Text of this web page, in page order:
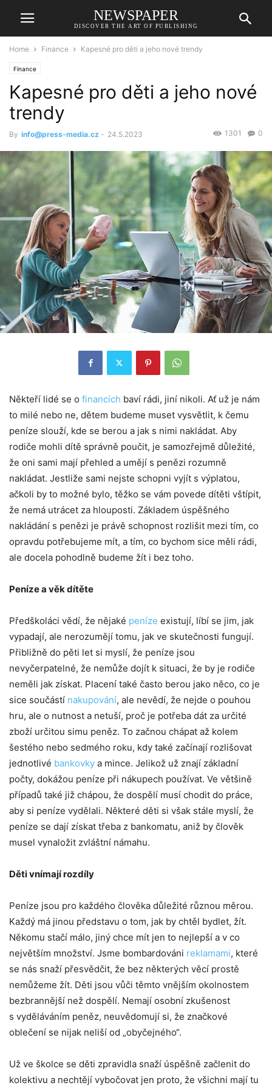
NEWSPAPER
DISCOVER THE ART OF PUBLISHING
Home Finance Kapesné pro děti a jeho nové trendy
Finance
Kapesné pro děti a jeho nové
trendy
By info@press-media.cz - 24.5.2023 0
1301
Někteří lidé se o financích baví rádi, jiní nikoli. Ať už je nám
to milé nebo ne, dětem budeme muset vysvětlit, k čemu
peníze slouží, kde se berou a jak s nimi nakládat. Aby
rodiče mohli dítě správně poučit, je samozřejmě důležité,
že oni sami mají přehled a umějí s penězi rozumně
nakládat. Jestliže sami nejste schopni vyjít s výplatou,
ačkoli by to možné bylo, těžko se vám povede dítěti vštípit,
že nemá utrácet za hlouposti. Základem úspěšného
nakládání s penězi je právě schopnost rozlišit mezi tím, co
opravdu potřebujeme mít, a tím, co bychom sice měli rádi,
ale docela pohodlně budeme žít i bez toho.
Peníze a věk dítěte
Předškoláci vědí, že nějaké peníze existují, líbí se jim, jak
vypadají, ale nerozumějí tomu, jak ve skutečnosti fungují.
Přibližně do pěti let si myslí, že peníze jsou
nevyčerpatelné, že nemůže dojít k situaci, že by je rodiče
neměli jak získat. Placení také často berou jako něco, co je
sice součástí nakupování, ale nevědí, že nejde o pouhou
hru, ale o nutnost a netuší, proč je potřeba dát za určité
zboží určitou simu peněz. To začnou chápat až kolem
šestého nebo sedmého roku, kdy také začínají rozlišovat
jednotlivé bankovky a mince. Jelikož už znají základní
počty, dokážou peníze při nákupech používat. Ve většině
případů také již chápou, že dospělí musí chodit do práce,
aby si peníze vydělali. Některé děti si však stále myslí, že
peníze se dají získat třeba z bankomatu, aniž by člověk
musel vynaložit zvláštní námahu.
Děti vnímají rozdíly
Peníze jsou pro každého člověka důležité různou měrou.
Každý má jinou představu o tom, jak by chtěl bydlet, žít.
Někomu stačí málo, jiný chce mít jen to nejlepší a v co
největším množství. Jsme bombardováni reklamami, které
se nás snaží přesvědčit, že bez některých věcí prostě
nemůžeme žít. Děti jsou vůči těmto vnějším okolnostem
bezbrannější než dospělí. Nemají osobní zkušenost
s vyděláváním peněz, neuvědomují si, že značkové
oblečení se nijak neliší od „obyčejného“.
Už ve školce se děti zpravidla snaží úspěšně začlenit do
kolektivu a nechtějí vybočovat jen proto, že všichni mají tu